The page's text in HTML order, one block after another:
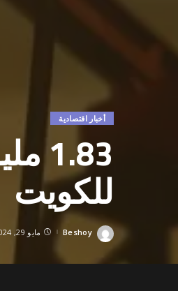
أخبار اقتصادية
للكويت
Posted
Beshoy مايو 29, 2024